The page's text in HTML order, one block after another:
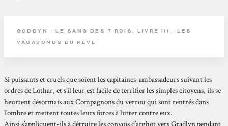
GODDYN - LE SANG DES 7 ROIS, LIVRE III - LES
VAGABONDS DU RÊVE
Si puissants et cruels que soient les capitaines-ambassadeurs suivant les
ordres de Lothar, et s’il leur est facile de terrifier les simples citoyens, ils se
heurtent désormais aux Compagnons du verrou qui sont rentrés dans
l’ombre et mettent toutes leurs forces à lutter contre eux.
Ainsi s’appliquent-ils à détruire les convois d’arghot vers Gradlyn pendant